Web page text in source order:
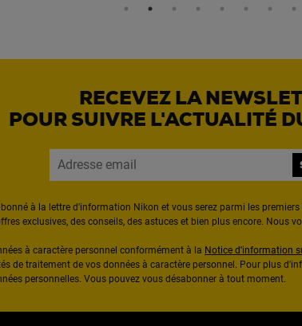
RECEVEZ LA
POUR SUIVRE L'ACTUALITÉ
à la lettre d'information Nikon et vous serez parmi les
exclusives, des conseils, des astuces et bien plus encore. Nous
à caractère personnel conformément à la Notice d'information
de traitement de vos données à caractère personnel. Pour plus
personnelles. Vous pouvez vous désabonner à tout moment.